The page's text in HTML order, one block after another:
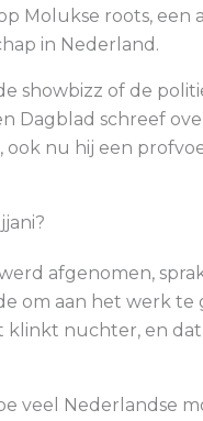
Molukse roots,
in Nederland.
showbizz of de
Dagblad schreef
ook nu hij een
afgenomen,
om aan het werk te
klinkt nuchter, en
veel Nederlandse